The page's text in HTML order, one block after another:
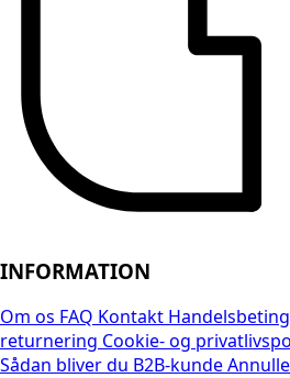
INFORMATION
Om os FAQ Kontakt
returnering Cookie- og
Sådan bliver du B2B-kunde